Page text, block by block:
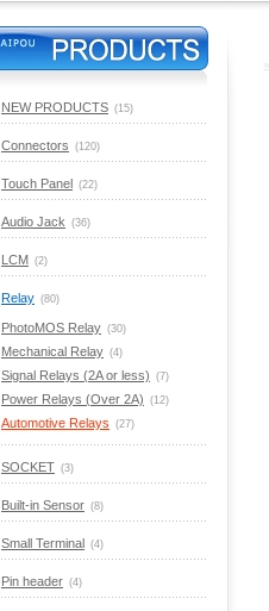
NEW PRODUCTS (15)
Connectors (120)
Touch Panel (22)
Audio Jack (36)
LCM (2)
Relay (80)
PhotoMOS Relay (30)
Mechanical Relay (4)
Signal Relays (2A or less) (7)
Power Relays (Over 2A) (12)
Automotive Relays (27)
SOCKET (3)
Built-in Sensor (8)
Small Terminal (4)
Pin header (4)